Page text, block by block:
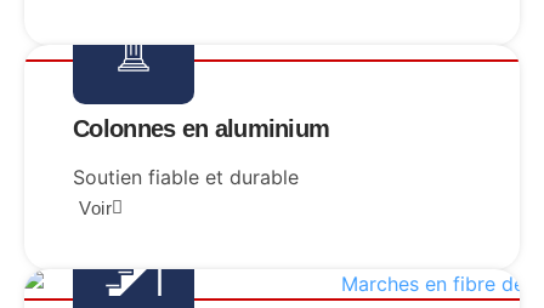
Colonnes en aluminium
Soutien fiable et durable
Voir